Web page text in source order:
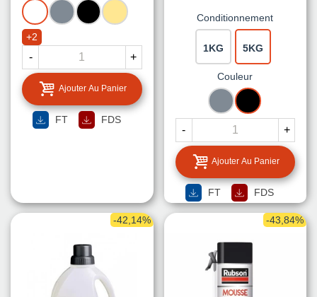
BLANC GRIS NOIR
TON
PIERRE
+2
- +
Ajouter Au Panier
FT FDS
Conditionnement
1KG 5KG
Couleur
GRIS
NOIR
- +
Ajouter Au Panier
FT FDS
-42,14% -43,84%